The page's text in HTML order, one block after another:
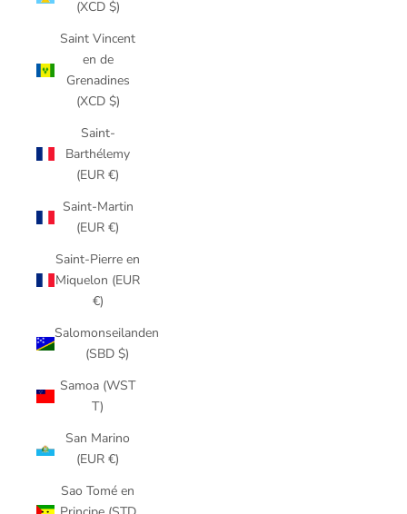
(XCD $)
Saint Vincent
en de
Grenadines
(XCD $)
Saint-
Barthélemy
(EUR €)
Saint-Martin
(EUR €)
Saint-Pierre en
Miquelon (EUR
€)
Salomonseilanden
(SBD $)
Samoa (WST
T)
San Marino
(EUR €)
Sao Tomé en